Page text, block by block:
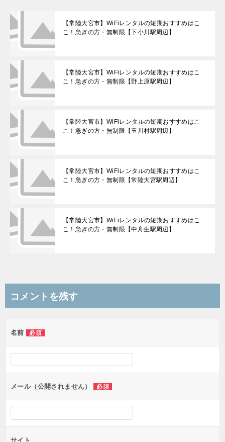
【常陸大宮市】WiFiレンタルの短期おすすめはこ
こ！急ぎの方・無制限【下小川駅周辺】
【常陸大宮市】WiFiレンタルの短期おすすめはこ
こ！急ぎの方・無制限【野上原駅周辺】
【常陸大宮市】WiFiレンタルの短期おすすめはこ
こ！急ぎの方・無制限【玉川村駅周辺】
【常陸大宮市】WiFiレンタルの短期おすすめはこ
こ！急ぎの方・無制限【常陸大宮駅周辺】
【常陸大宮市】WiFiレンタルの短期おすすめはこ
こ！急ぎの方・無制限【中舟生駅周辺】
コメントを残す
名前 必須
メール（公開されません） 必須
サイト